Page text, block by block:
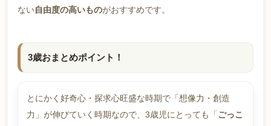
ない自由度の高いものがおすすめです。
3歳おまとめポイント！
とにかく好奇心・探求心旺盛な時期で「想像力・創造
力」が伸びていく時期なので、3歳児にとっても「ごっこ